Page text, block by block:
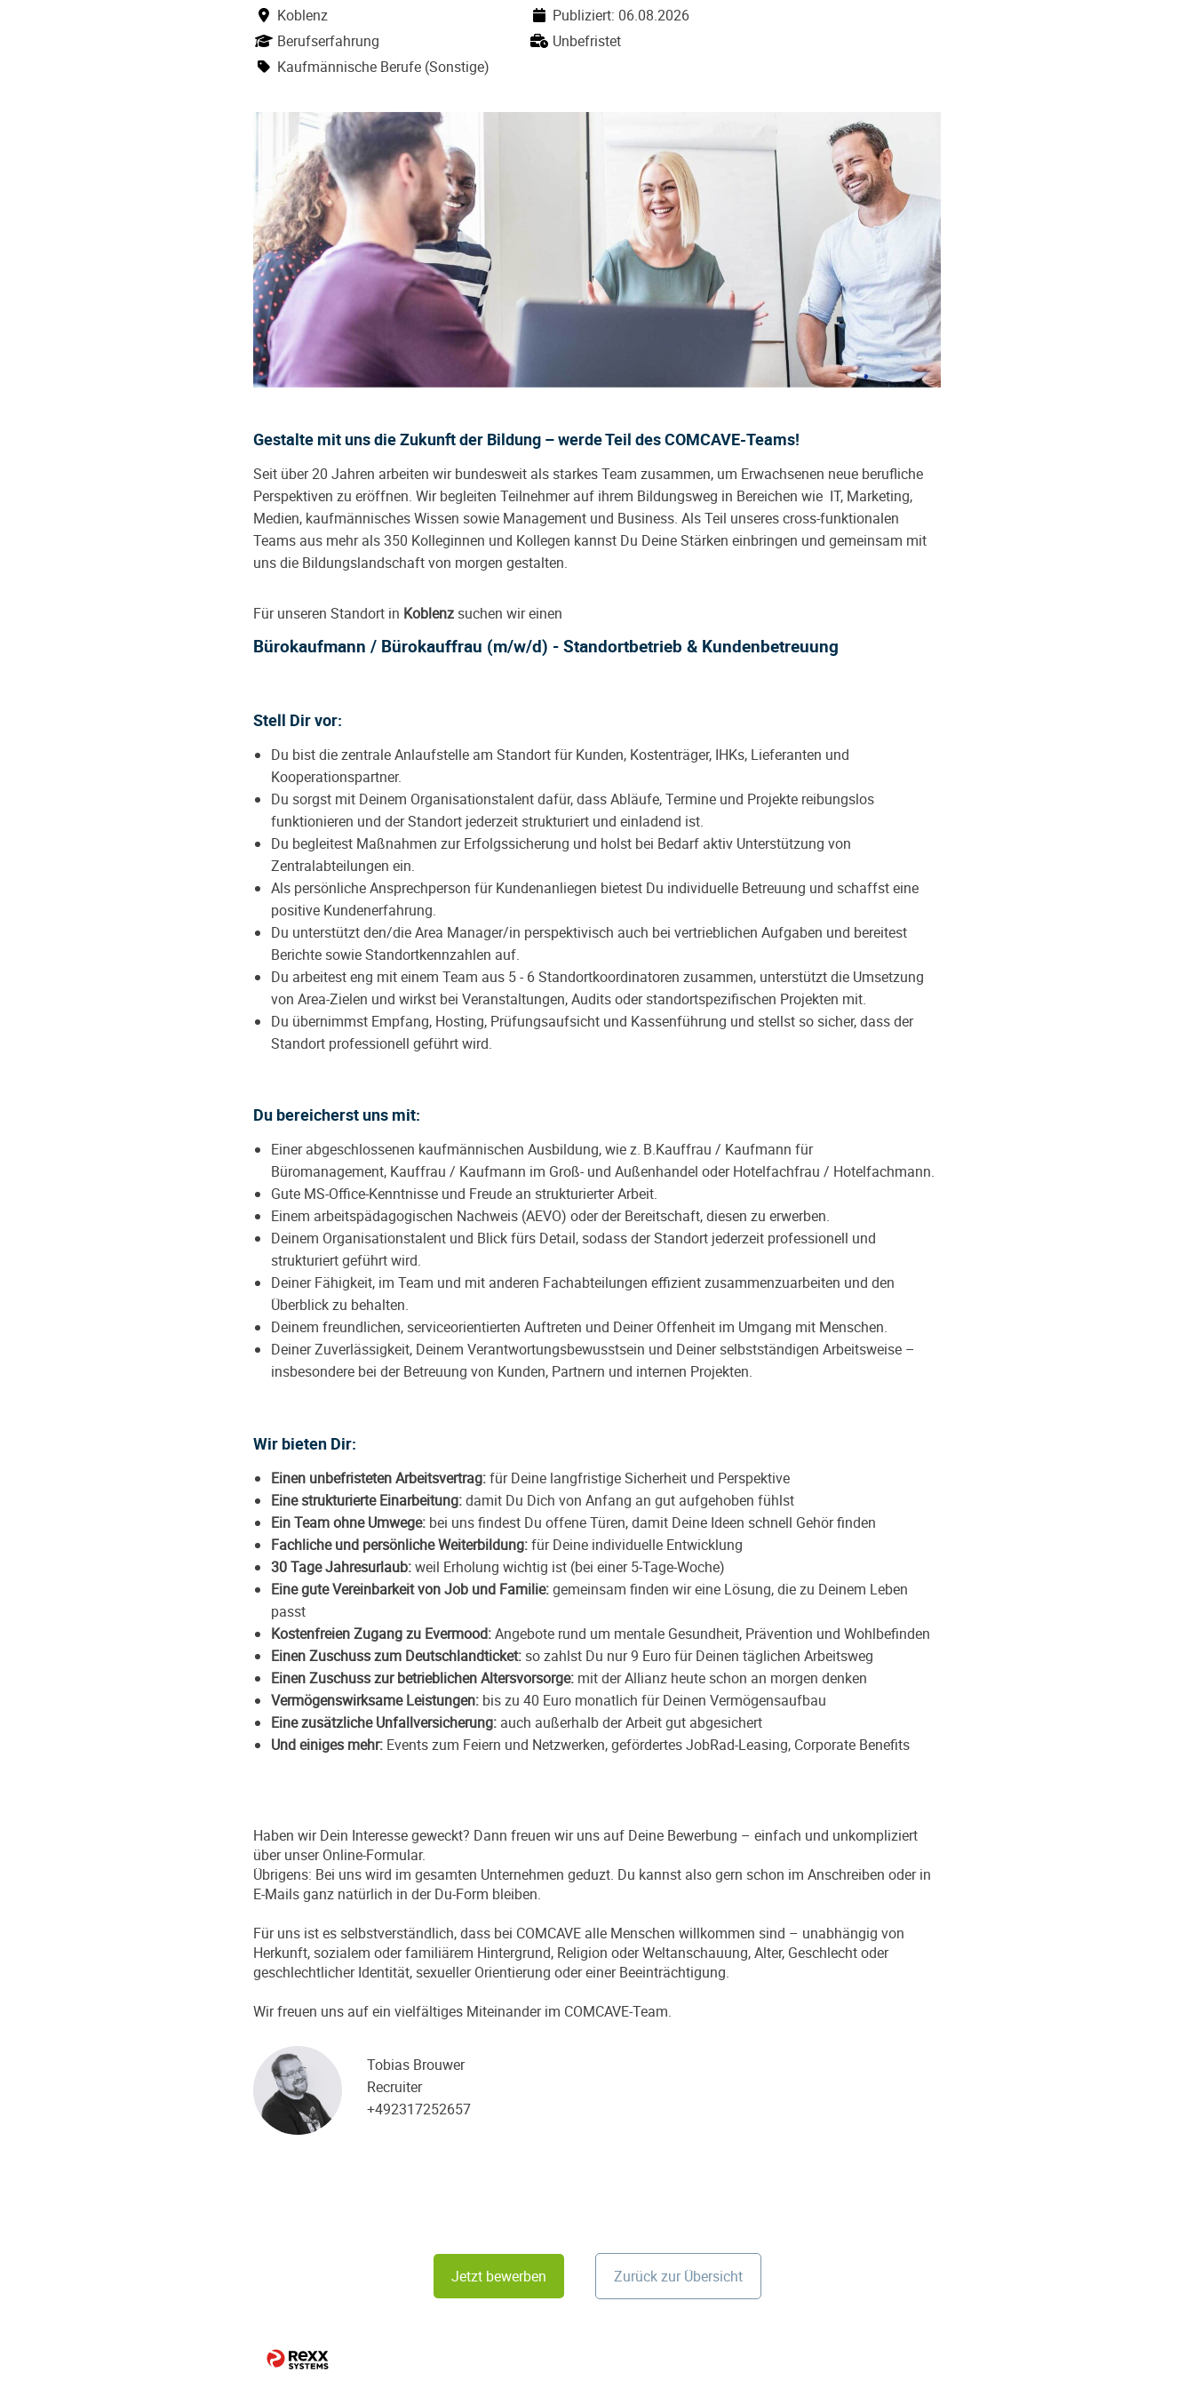
Koblenz
Berufserfahrung
Kaufmännische Berufe (Sonstige)
Publiziert: 06.08.2026
Unbefristet
Gestalte mit uns die Zukunft der Bildung – werde Teil des COMCAVE-Teams!
Seit über 20 Jahren arbeiten wir bundesweit als starkes Team zusammen, um Erwachsenen neue berufliche
Perspektiven zu eröffnen. Wir begleiten Teilnehmer auf ihrem Bildungsweg in Bereichen wie IT, Marketing,
Medien, kaufmännisches Wissen sowie Management und Business. Als Teil unseres cross-funktionalen
Teams aus mehr als 350 Kolleginnen und Kollegen kannst Du Deine Stärken einbringen und gemeinsam mit
uns die Bildungslandschaft von morgen gestalten.
Für unseren Standort in Koblenz suchen wir einen
Bürokaufmann / Bürokauffrau (m/w/d) - Standortbetrieb & Kundenbetreuung
Stell Dir vor:
Du bist die zentrale Anlaufstelle am Standort für Kunden, Kostenträger, IHKs, Lieferanten und
Kooperationspartner.
Du sorgst mit Deinem Organisationstalent dafür, dass Abläufe, Termine und Projekte reibungslos
funktionieren und der Standort jederzeit strukturiert und einladend ist.
Du begleitest Maßnahmen zur Erfolgssicherung und holst bei Bedarf aktiv Unterstützung von
Zentralabteilungen ein.
Als persönliche Ansprechperson für Kundenanliegen bietest Du individuelle Betreuung und schaffst eine
positive Kundenerfahrung.
Du unterstützt den/die Area Manager/in perspektivisch auch bei vertrieblichen Aufgaben und bereitest
Berichte sowie Standortkennzahlen auf.
Du arbeitest eng mit einem Team aus 5 - 6 Standortkoordinatoren zusammen, unterstützt die Umsetzung
von Area-Zielen und wirkst bei Veranstaltungen, Audits oder standortspezifischen Projekten mit.
Du übernimmst Empfang, Hosting, Prüfungsaufsicht und Kassenführung und stellst so sicher, dass der
Standort professionell geführt wird.
Du bereicherst uns mit:
Einer abgeschlossenen kaufmännischen Ausbildung, wie z. B.Kauffrau / Kaufmann für
Büromanagement, Kauffrau / Kaufmann im Groß- und Außenhandel oder Hotelfachfrau / Hotelfachmann.
Gute MS-Office-Kenntnisse und Freude an strukturierter Arbeit.
Einem arbeitspädagogischen Nachweis (AEVO) oder der Bereitschaft, diesen zu erwerben.
Deinem Organisationstalent und Blick fürs Detail, sodass der Standort jederzeit professionell und
strukturiert geführt wird.
Deiner Fähigkeit, im Team und mit anderen Fachabteilungen effizient zusammenzuarbeiten und den
Überblick zu behalten.
Deinem freundlichen, serviceorientierten Auftreten und Deiner Offenheit im Umgang mit Menschen.
Deiner Zuverlässigkeit, Deinem Verantwortungsbewusstsein und Deiner selbstständigen Arbeitsweise –
insbesondere bei der Betreuung von Kunden, Partnern und internen Projekten.
Wir bieten Dir:
Einen unbefristeten Arbeitsvertrag:für Deine langfristige Sicherheit und Perspektive
Eine strukturierte Einarbeitung:damit Du Dich von Anfang an gut aufgehoben fühlst
Ein Team ohne Umwege: bei uns findest Du offene Türen, damit Deine Ideen schnell Gehör finden
Fachliche und persönliche Weiterbildung:für Deine individuelle Entwicklung
30 Tage Jahresurlaub:weil Erholung wichtig ist (bei einer 5-Tage-Woche)
Eine gute Vereinbarkeit von Job und Familie:gemeinsam finden wir eine Lösung, die zu Deinem Leben
passt
Kostenfreien Zugang zu Evermood:Angebote rund um mentale Gesundheit, Prävention und Wohlbefinden
Einen Zuschuss zum Deutschlandticket: so zahlst Du nur 9 Euro für Deinen täglichen Arbeitsweg
Einen Zuschuss zur betrieblichen Altersvorsorge: mit der Allianz heute schon an morgen denken
Vermögenswirksame Leistungen: bis zu 40 Euro monatlich für Deinen Vermögensaufbau
Eine zusätzliche Unfallversicherung: auch außerhalb der Arbeit gut abgesichert
Und einiges mehr: Events zum Feiern und Netzwerken, gefördertes JobRad-Leasing, Corporate Benefits
Haben wir Dein Interesse geweckt? Dann freuen wir uns auf Deine Bewerbung – einfach und unkompliziert
über unser Online-Formular.
Übrigens: Bei uns wird im gesamten Unternehmen geduzt. Du kannst also gern schon im Anschreiben oder in
E-Mails ganz natürlich in der Du-Form bleiben.
Für uns ist es selbstverständlich, dass bei COMCAVE alle Menschen willkommen sind – unabhängig von
Herkunft, sozialem oder familiärem Hintergrund, Religion oder Weltanschauung, Alter, Geschlecht oder
geschlechtlicher Identität, sexueller Orientierung oder einer Beeinträchtigung.
Wir freuen uns auf ein vielfältiges Miteinander im COMCAVE-Team.
Tobias Brouwer
Recruiter
+492317252657
Jetzt bewerben Zurück zur Übersicht